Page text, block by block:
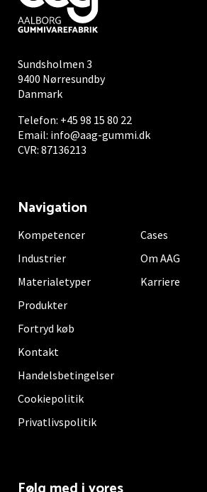
Sundsholmen 3
9400 Nørresundby
Danmark
Telefon: +45 98 15 80 22
Email: info@aag-gummi.dk
CVR: 87136213
Navigation
Kompetencer
Industrier
Materialetyper
Produkter
Fortryd køb
Cases
Om AAG
Karriere
Kontakt
Handelsbetingelser
Cookiepolitik
Privatlivspolitik